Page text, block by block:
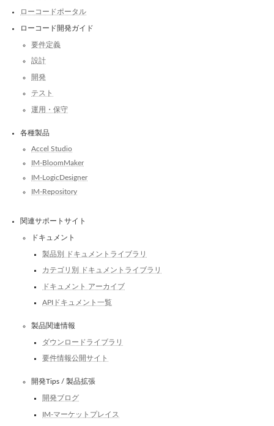
ローコードポータル
ローコード開発ガイド
要件定義
設計
開発
テスト
運用・保守
各種製品
Accel Studio
IM-BloomMaker
IM-LogicDesigner
IM-Repository
関連サポートサイト
ドキュメント
製品別 ドキュメントライブラリ
カテゴリ別 ドキュメントライブラリ
ドキュメント アーカイブ
APIドキュメント一覧
製品関連情報
ダウンロードライブラリ
要件情報公開サイト
開発Tips / 製品拡張
開発ブログ
IM-マーケットプレイス